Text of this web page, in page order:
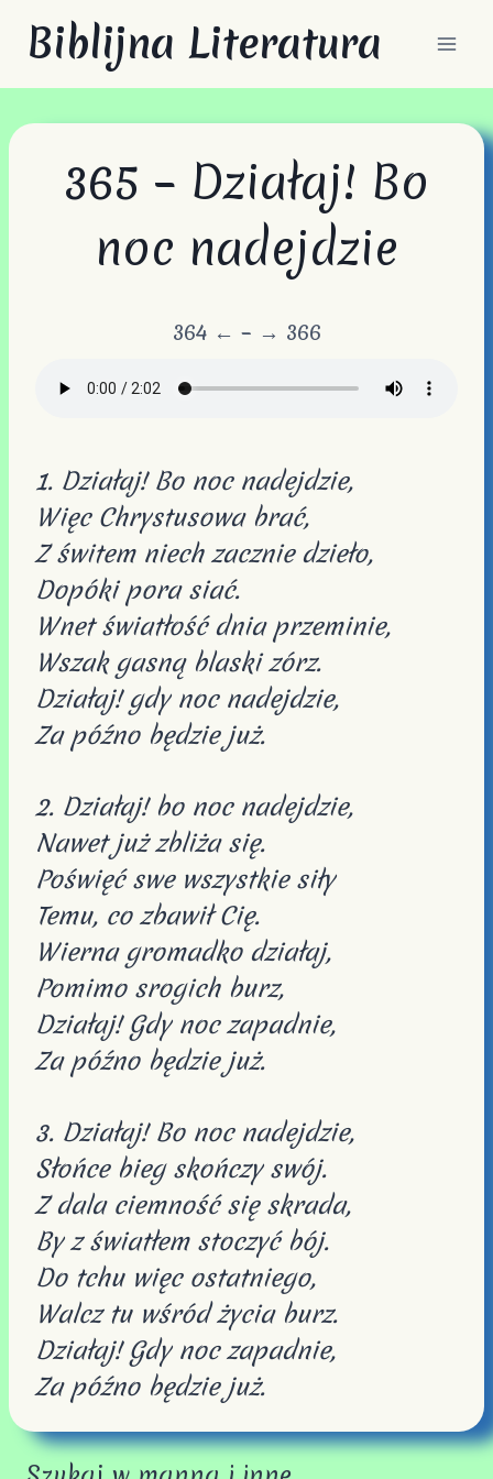
Przejdź
treści
Biblijna Literatura
365 – Działaj! Bo
noc nadejdzie
364 ← – → 366
1. Działaj! Bo noc nadejdzie,
Więc Chrystusowa brać,
Z świtem niech zacznie dzieło,
Dopóki pora siać.
Wnet światłość dnia przeminie,
Wszak gasną blaski zórz.
Działaj! gdy noc nadejdzie,
Za późno będzie już.
2. Działaj! bo noc nadejdzie,
Nawet już zbliża się.
Poświęć swe wszystkie siły
Temu, co zbawił Cię.
Wierna gromadko działaj,
Pomimo srogich burz,
Działaj! Gdy noc zapadnie,
Za późno będzie już.
3. Działaj! Bo noc nadejdzie,
Słońce bieg skończy swój.
Z dala ciemność się skrada,
By z światłem stoczyć bój.
Do tchu więc ostatniego,
Walcz tu wśród życia burz.
Działaj! Gdy noc zapadnie,
Za późno będzie już.